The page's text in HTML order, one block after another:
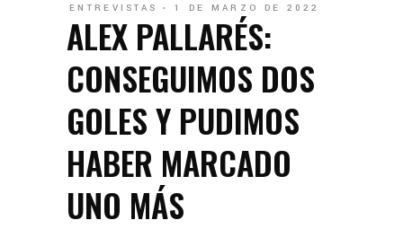
ENTREVISTAS 1 DE MARZO DE 2022
ALEX PALLARÉS:
CONSEGUIMOS DOS
GOLES Y PUDIMOS
HABER MARCADO
UNO MÁS